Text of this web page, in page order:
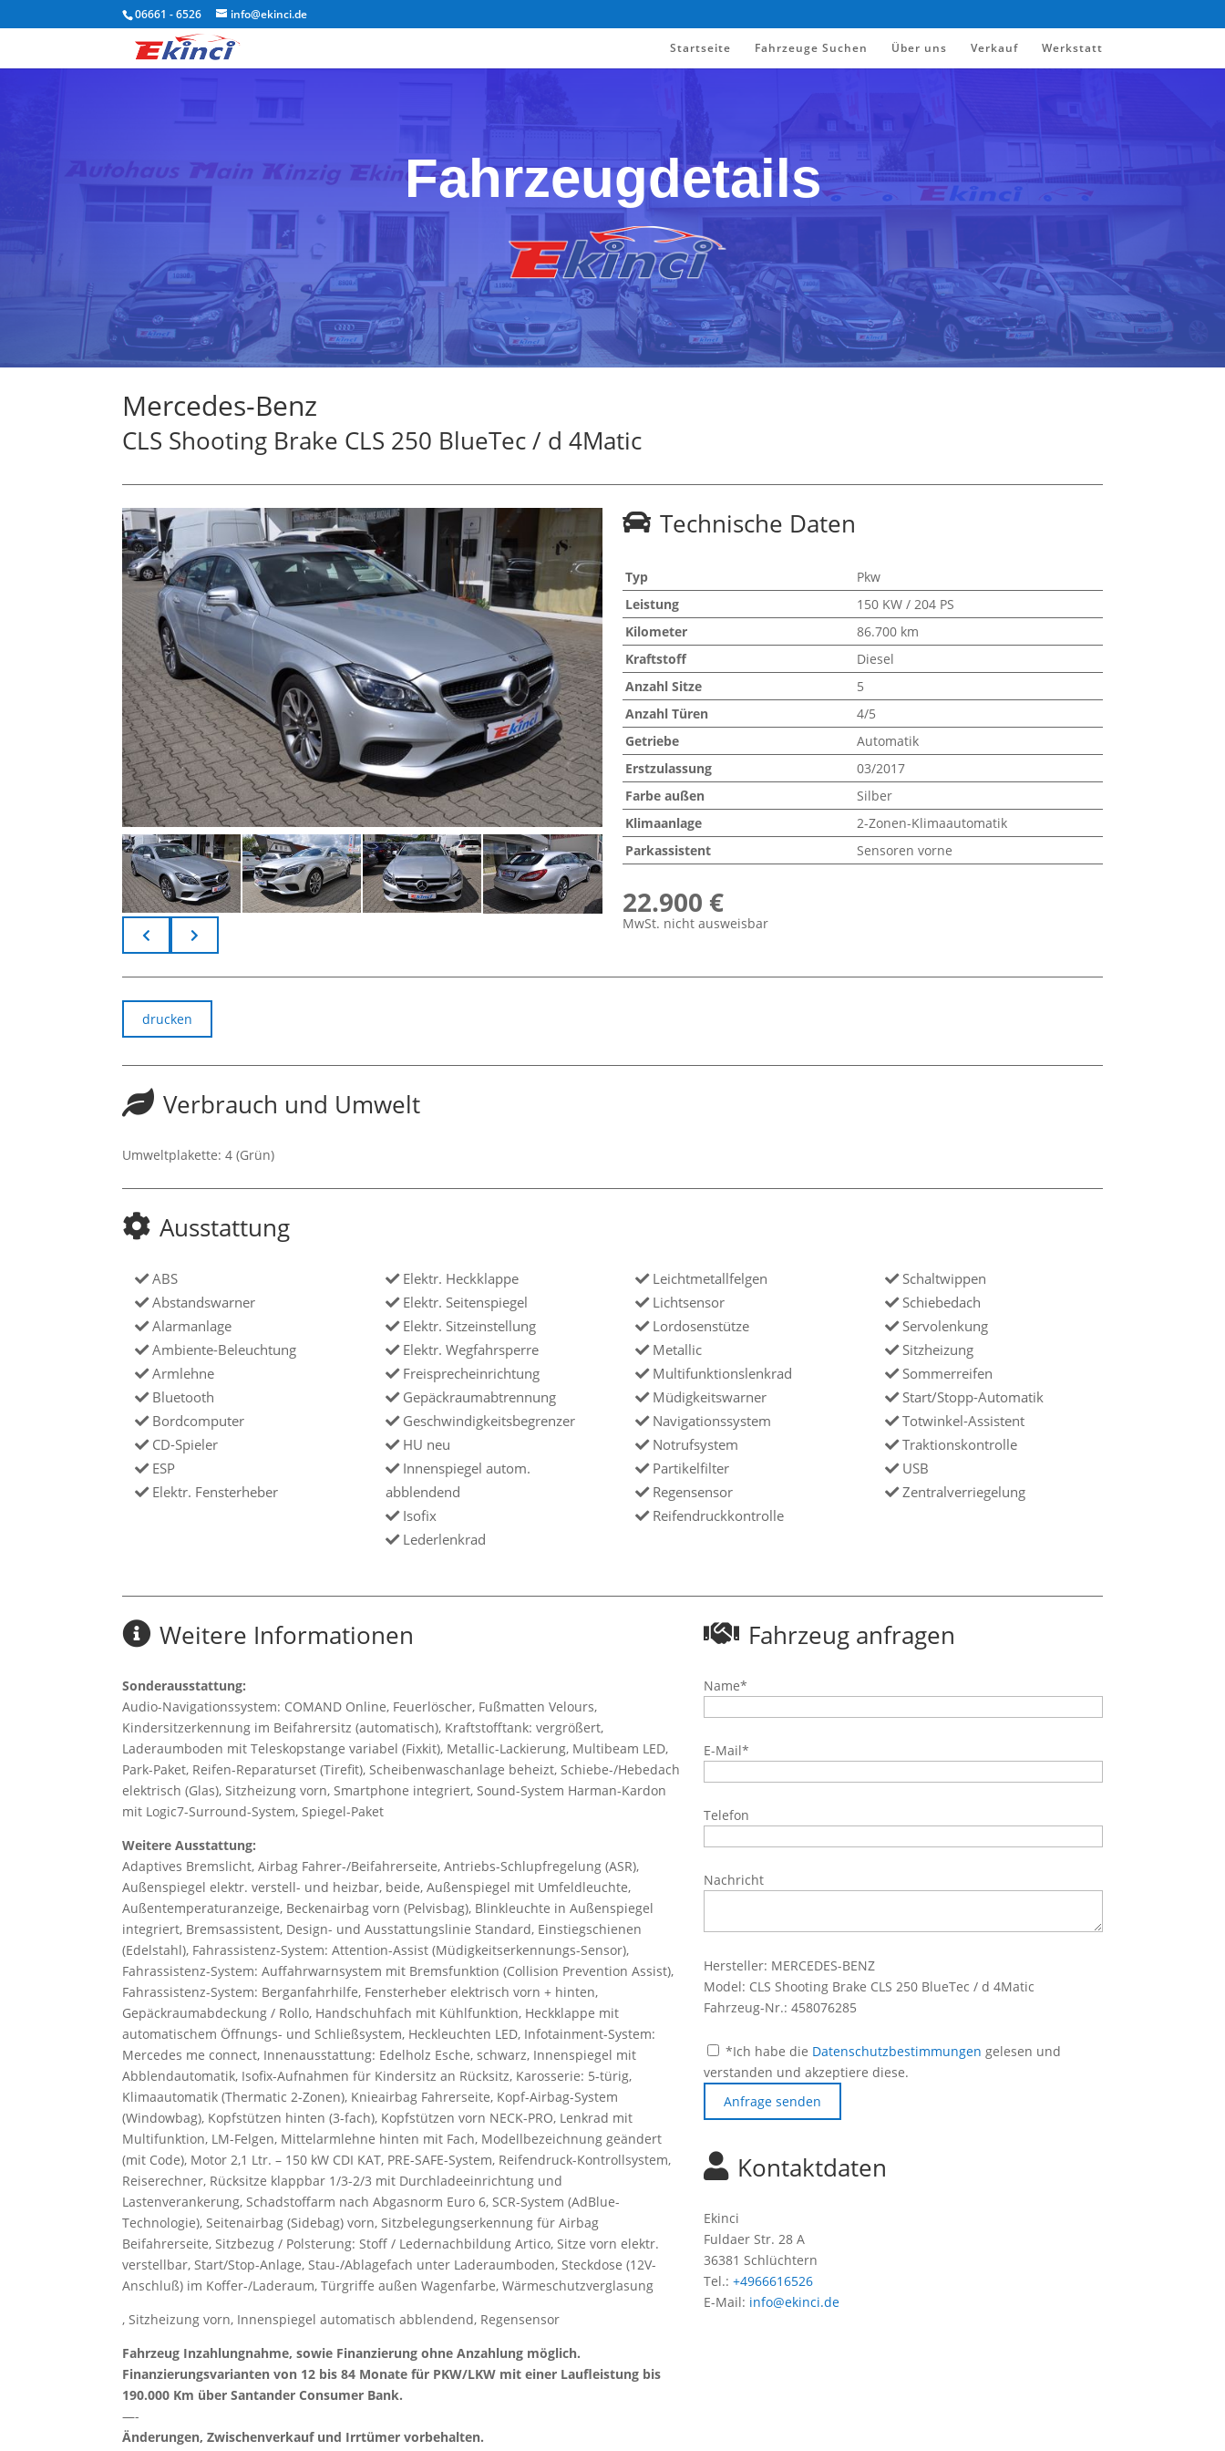
06661 - 6526 info@ekinci.de
Startseite Fahrzeuge Suchen Über uns Verkauf Werkstatt
Fahrzeugdetails
Mercedes-Benz
CLS Shooting Brake CLS 250 BlueTec / d 4Matic
Technische Daten
Typ
Pkw
Leistung
150 KW / 204 PS
Kilometer
86.700 km
Kraftstoff
Diesel
Anzahl Sitze
5
Anzahl Türen
4/5
Getriebe
Automatik
Erstzulassung
03/2017
Farbe außen
Silber
Klimaanlage
2-Zonen-Klimaautomatik
Parkassistent
Sensoren vorne
22.900 €
MwSt. nicht ausweisbar
drucken
Verbrauch und Umwelt
Umweltplakette: 4 (Grün)
Ausstattung
ABS
Abstandswarner
Alarmanlage
Ambiente-Beleuchtung
Armlehne
Bluetooth
Bordcomputer
CD-Spieler
ESP
Elektr. Fensterheber
Elektr. Heckklappe
Elektr. Seitenspiegel
Elektr. Sitzeinstellung
Elektr. Wegfahrsperre
Freisprecheinrichtung
Gepäckraumabtrennung
Geschwindigkeitsbegrenzer
HU neu
Innenspiegel autom.
abblendend
Isofix
Lederlenkrad
Leichtmetallfelgen
Lichtsensor
Lordosenstütze
Metallic
Multifunktionslenkrad
Müdigkeitswarner
Navigationssystem
Notrufsystem
Partikelfilter
Regensensor
Reifendruckkontrolle
Schaltwippen
Schiebedach
Servolenkung
Sitzheizung
Sommerreifen
Start/Stopp-Automatik
Totwinkel-Assistent
Traktionskontrolle
USB
Zentralverriegelung
Weitere Informationen
Sonderausstattung:
Audio-Navigationssystem: COMAND Online, Feuerlöscher, Fußmatten Velours,
Kindersitzerkennung im Beifahrersitz (automatisch), Kraftstofftank: vergrößert,
Laderaumboden mit Teleskopstange variabel (Fixkit), Metallic-Lackierung, Multibeam LED,
Park-Paket, Reifen-Reparaturset (Tirefit), Scheibenwaschanlage beheizt, Schiebe-/Hebedach
elektrisch (Glas), Sitzheizung vorn, Smartphone integriert, Sound-System Harman-Kardon
mit Logic7-Surround-System, Spiegel-Paket
Weitere Ausstattung:
Adaptives Bremslicht, Airbag Fahrer-/Beifahrerseite, Antriebs-Schlupfregelung (ASR),
Außenspiegel elektr. verstell- und heizbar, beide, Außenspiegel mit Umfeldleuchte,
Außentemperaturanzeige, Beckenairbag vorn (Pelvisbag), Blinkleuchte in Außenspiegel
integriert, Bremsassistent, Design- und Ausstattungslinie Standard, Einstiegschienen
(Edelstahl), Fahrassistenz-System: Attention-Assist (Müdigkeitserkennungs-Sensor),
Fahrassistenz-System: Auffahrwarnsystem mit Bremsfunktion (Collision Prevention Assist),
Fahrassistenz-System: Berganfahrhilfe, Fensterheber elektrisch vorn + hinten,
Gepäckraumabdeckung / Rollo, Handschuhfach mit Kühlfunktion, Heckklappe mit
automatischem Öffnungs- und Schließsystem, Heckleuchten LED, Infotainment-System:
Mercedes me connect, Innenausstattung: Edelholz Esche, schwarz, Innenspiegel mit
Abblendautomatik, Isofix-Aufnahmen für Kindersitz an Rücksitz, Karosserie: 5-türig,
Klimaautomatik (Thermatic 2-Zonen), Knieairbag Fahrerseite, Kopf-Airbag-System
(Windowbag), Kopfstützen hinten (3-fach), Kopfstützen vorn NECK-PRO, Lenkrad mit
Multifunktion, LM-Felgen, Mittelarmlehne hinten mit Fach, Modellbezeichnung geändert
(mit Code), Motor 2,1 Ltr. – 150 kW CDI KAT, PRE-SAFE-System, Reifendruck-Kontrollsystem,
Reiserechner, Rücksitze klappbar 1/3-2/3 mit Durchladeeinrichtung und
Lastenverankerung, Schadstoffarm nach Abgasnorm Euro 6, SCR-System (AdBlue-
Technologie), Seitenairbag (Sidebag) vorn, Sitzbelegungserkennung für Airbag
Beifahrerseite, Sitzbezug / Polsterung: Stoff / Ledernachbildung Artico, Sitze vorn elektr.
verstellbar, Start/Stop-Anlage, Stau-/Ablagefach unter Laderaumboden, Steckdose (12V-
Anschluß) im Koffer-/Laderaum, Türgriffe außen Wagenfarbe, Wärmeschutzverglasung
, Sitzheizung vorn, Innenspiegel automatisch abblendend, Regensensor
Fahrzeug Inzahlungnahme, sowie Finanzierung ohne Anzahlung möglich.
Finanzierungsvarianten von 12 bis 84 Monate für PKW/LKW mit einer Laufleistung bis
190.000 Km über Santander Consumer Bank.
—-
Änderungen, Zwischenverkauf und Irrtümer vorbehalten.
Fahrzeug anfragen
Name*
E-Mail*
Telefon
Nachricht
Hersteller: MERCEDES-BENZ
Model: CLS Shooting Brake CLS 250 BlueTec / d 4Matic
Fahrzeug-Nr.: 458076285
*Ich habe die Datenschutzbestimmungen gelesen und
verstanden und akzeptiere diese.
Anfrage senden
Kontaktdaten
Ekinci
Fuldaer Str. 28 A
36381 Schlüchtern
Tel.:+4966616526
E-Mail: info@ekinci.de